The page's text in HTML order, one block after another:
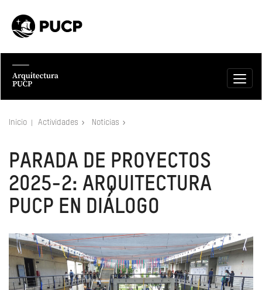
Inicio Actividades Noticias
PARADA DE PROYECTOS
2025-2: ARQUITECTURA
PUCP EN DIÁLOGO